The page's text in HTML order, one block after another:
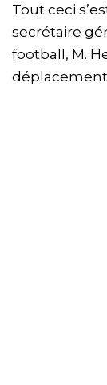
Tout ceci
secrétaire
football, M.